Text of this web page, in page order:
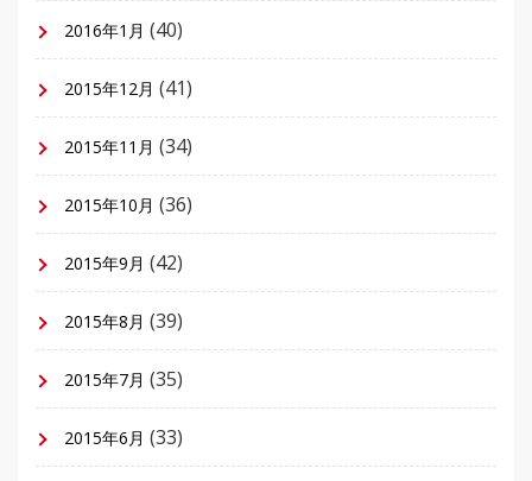
2016年1月 (40)
2015年12月 (41)
2015年11月 (34)
2015年10月 (36)
2015年9月 (42)
2015年8月 (39)
2015年7月 (35)
2015年6月 (33)